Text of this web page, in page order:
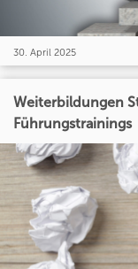
30. April 2025
Weiterbildungen
Führungstrainings